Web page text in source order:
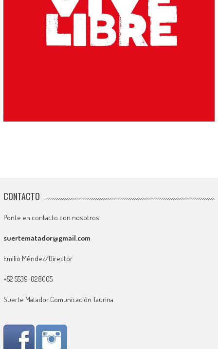
CONTACTO
Ponte en contacto con nosotros:
suertematador@gmail.com
Emilio Méndez/Director
+52 5539-028005
Suerte Matador Comunicación Taurina